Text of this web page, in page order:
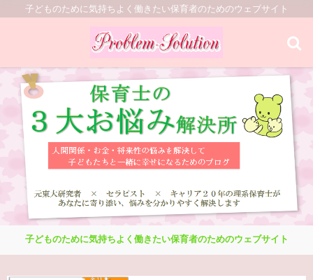
子どものために気持ちよく働きたい保育者のためのウェブサイト
子どものために気持ちよく働きたい保育者のためのウェブサイト